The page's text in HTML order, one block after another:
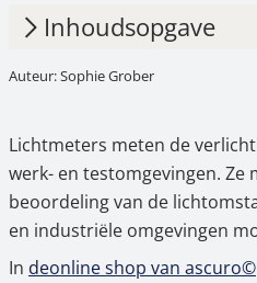
Inhoudsopgave
1. Wat is een lichtmeter?
3. Lichtmeter of LED-
verschil?
Lichtmeter online
Auteur: Sophie Grober
Lichtmeters meten de
werk- en testomgevingen. Ze
beoordeling van de
en industriële omgevingen
In deonline shop van ascuro©